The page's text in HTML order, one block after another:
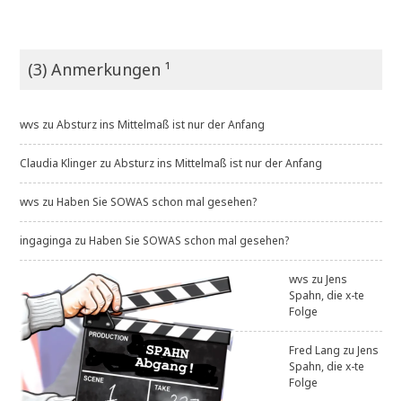
(3) Anmerkungen ¹
wvs zuAbsturz ins Mittelmaß ist nur der Anfang
Claudia Klinger zuAbsturz ins Mittelmaß ist nur der Anfang
wvs zuHaben Sie SOWAS schon mal gesehen?
ingaginga zuHaben Sie SOWAS schon mal gesehen?
wvs zuJens
Spahn, die x-te
Folge
Fred Lang zuJens
Spahn, die x-te
Folge